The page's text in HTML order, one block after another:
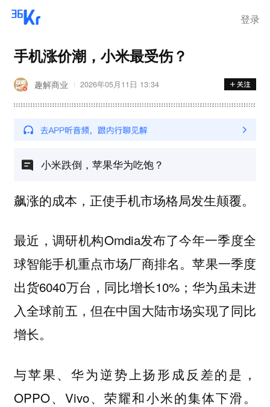
登录
手机涨价潮，小米最受伤？
趣解商业 2026年05月11日 13:34
小米跌倒，苹果华为吃饱？
飙涨的成本，正使手机市场格局发生颠覆。
最近，调研机构Omdia发布了今年一季度全
球智能手机重点市场厂商排名。苹果一季度
出货6040万台，同比增长10%；华为虽未进
入全球前五，但在中国大陆市场实现了同比
增长。
与苹果、华为逆势上扬形成反差的是，
OPPO、Vivo、荣耀和小米的集体下滑。